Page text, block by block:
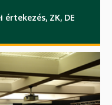
ZK, DE